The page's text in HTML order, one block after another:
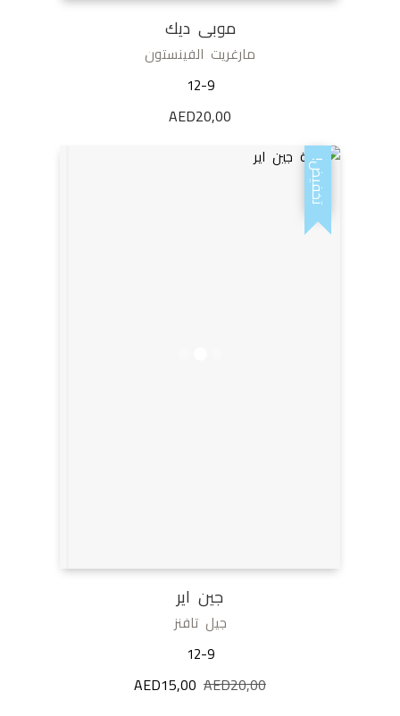
موبى ديك
مارغريت الفينستون
12-9
AED20,00
تخفيض!
جين اير
جيل تافنز
12-9
AED20,00
السعر AED15,00
السعر